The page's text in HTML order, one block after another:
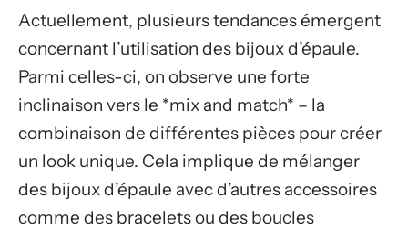
Actuellement, plusieurs tendances émergent
concernant l’utilisation des bijoux d’épaule.
Parmi celles-ci, on observe une forte
inclinaison vers le *mix and match* – la
combinaison de différentes pièces pour créer
un look unique. Cela implique de mélanger
des bijoux d’épaule avec d’autres accessoires
comme des bracelets ou des boucles